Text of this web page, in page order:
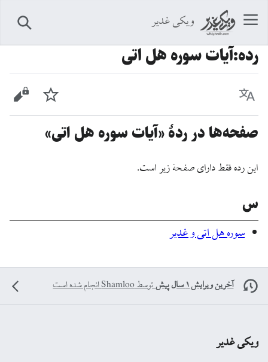
ویکی غدیر
رده:آیات سوره هل اتی
زبان پیگیری
صفحه‌ها در ردهٔ «آیات سوره هل اتی»
این رده فقط دارای صفحهٔ زیر است.
س
سوره هل اتی و غدیر
آخرین ویرایش ۱ سال پیش توسطShamlooانجام شده است
ویکی غدیر